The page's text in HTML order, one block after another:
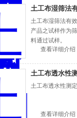
土工布湿筛法
土工布湿筛法有
产品之试样作为
料通过试样。
查看详细介绍
土工布透水性
土工布透水性测
查看详细介绍